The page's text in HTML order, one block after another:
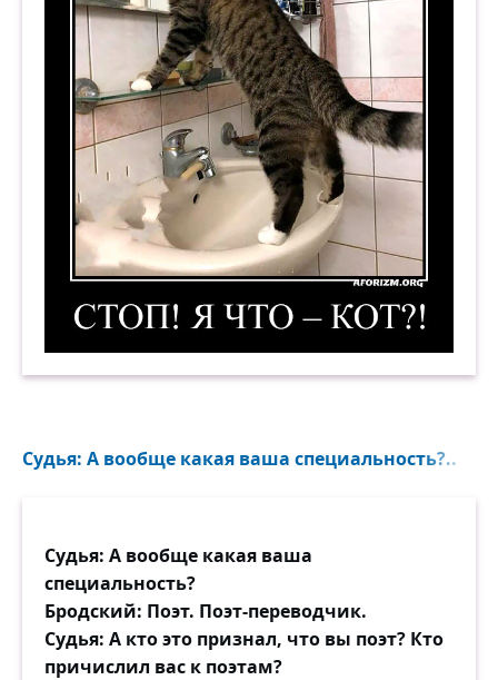
Судья: А вообще какая ваша специальность?..
Судья: А вообще какая ваша
специальность?
Бродский: Поэт. Поэт-переводчик.
Судья: А кто это признал, что вы поэт? Кто
причислил вас к поэтам?